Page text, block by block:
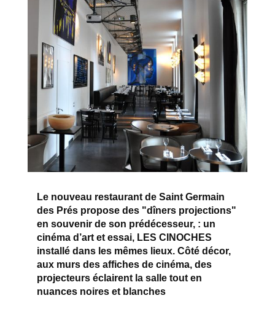
Le nouveau restaurant de Saint Germain
des Prés propose des "dîners projections"
en souvenir de son prédécesseur, : un
cinéma d’art et essai, LES CINOCHES
installé dans les mêmes lieux. Côté décor,
aux murs des affiches de cinéma, des
projecteurs éclairent la salle tout en
nuances noires et blanches